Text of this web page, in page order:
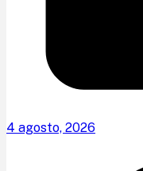
4 agosto, 2026